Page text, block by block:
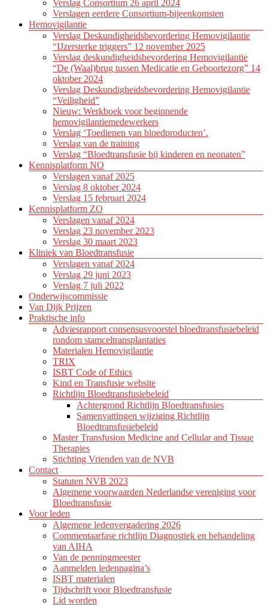
Verslag Consortium 26 april 2024
Verslagen eerdere Consortium-bijeenkomsten
Hemovigilantie
Verslag Deskundigheidsbevordering Hemovigilantie
“IJzersterke triggers” 12 november 2025
Verslag deskundigheidsbevordering Hemovigilantie
“De (Waal)brug tussen Medicatie en Geboortezorg” 14
oktober 2024
Verslag Deskundigheidsbevordering Hemovigilantie
“Veiligheid”
Nieuw: Werkboek voor beginnende
hemovigilantiemedewerkers
Verslag ‘Toedienen van bloedproducten’.
Verslag van de training
Verslag “Bloedtransfusie bij kinderen en neonaten”
Kennisplatform NO
Verslagen vanaf 2025
Verslag 8 oktober 2024
Verslag 15 februari 2024
Kennisplatform ZO
Verslagen vanaf 2024
Verslag 23 november 2023
Verslag 30 maart 2023
Kliniek van Bloedtransfusie
Verslagen vanaf 2024
Verslag 29 juni 2023
Verslag 7 juli 2022
Onderwijscommissie
Van Dijk Prijzen
Praktische info
Adviesrapport consensusvoorstel bloedtransfusiebeleid
rondom stamceltransplantaties
Materialen Hemovigilantie
TRIX
ISBT Code of Ethics
Kind en Transfusie website
Richtlijn Bloedtransfusiebeleid
Achtergrond Richtlijn Bloedtransfusies
Samenvattingen wijziging Richtlijn
Bloedtransfusiebeleid
Master Transfusion Medicine and Cellular and Tissue
Therapies
Stichting Vrienden van de NVB
Contact
Statuten NVB 2023
Algemene voorwaarden Nederlandse vereniging voor
Bloedtransfusie
Voor leden
Algemene ledenvergadering 2026
Commentaarfase richtlijn Diagnostiek en behandeling
van AIHA
Van de penningmeester
Aanmelden ledenpagina’s
ISBT materialen
Tijdschrift voor Bloedtransfusie
Lid worden